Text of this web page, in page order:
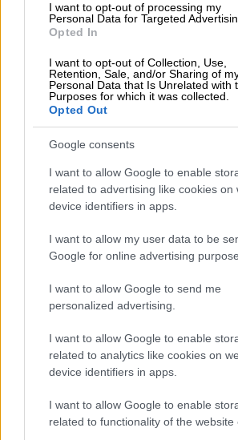
I want to opt-out of processing my
Personal Data for Targeted
Opted In
I want to opt-out of Collection, Use,
Retention, Sale, and/or Sharing of
Personal Data that Is Unrelated with
Purposes for which it was collected.
Opted Out
Google consents
I want to allow Google to enable
related to advertising like cookies on
device identifiers in apps.
I want to allow my user data to be
Google for online advertising
I want to allow Google to send me
personalized advertising.
I want to allow Google to enable
related to analytics like cookies on
device identifiers in apps.
I want to allow Google to enable
related to functionality of the website
επανασυνδεθεί με τον
συμμετέχοντας μαζί του σε
ψαρέματος».
Το σενάριο υπογράφουν οι
Χέρινγκτον (Rowdy
(Zach Dean),
αντλώντας
βιβλία «Catching Big Fish» και
Through Water»του
(Bob Rich), ο οποίος
εκτελεστικός παραγωγός.
Michael Douglas, Cameron
Summer Release (Exclusive)
https://t.co/xpMqLcw5PH
— The Hollywood
June 16, 2025
Στη παραγωγή της ταινίας η
ανακοινωθεί με τον τίτλο